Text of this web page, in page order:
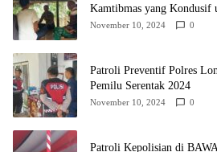
Kamtibmas yang Kondusif
November 10, 2024 0
Patroli Preventif Polres
Pemilu Serentak 2024
November 10, 2024 0
Patroli Kepolisian di